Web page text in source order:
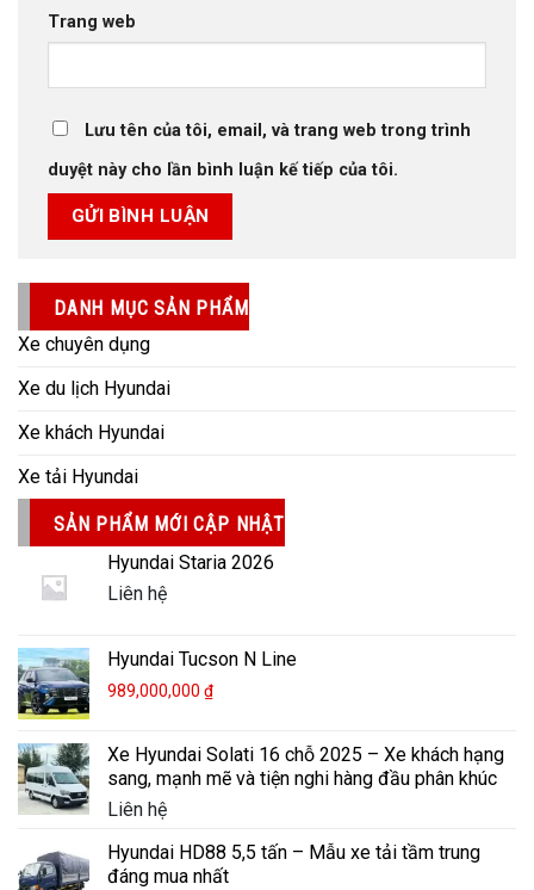
Trang web
Lưu tên của tôi, email, và trang web trong trình
duyệt này cho lần bình luận kế tiếp của tôi.
DANH MỤC SẢN PHẨM
Xe chuyên dụng
Xe du lịch Hyundai
Xe khách Hyundai
Xe tải Hyundai
SẢN PHẨM MỚI CẬP NHẬT
Hyundai Staria 2026
Liên hệ
Hyundai Tucson N Line
989,000,000 ₫
Xe Hyundai Solati 16 chỗ 2025 – Xe khách hạng
sang, mạnh mẽ và tiện nghi hàng đầu phân khúc
Liên hệ
Hyundai HD88 5,5 tấn – Mẫu xe tải tầm trung
đáng mua nhất